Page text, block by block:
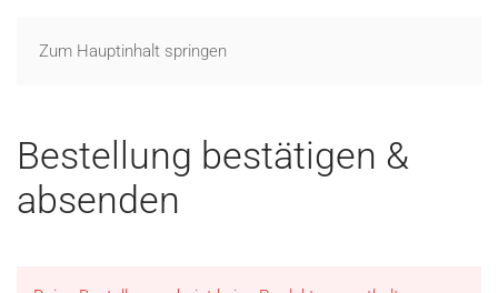
Zum Hauptinhalt springen
Bestellung bestätigen &
absenden